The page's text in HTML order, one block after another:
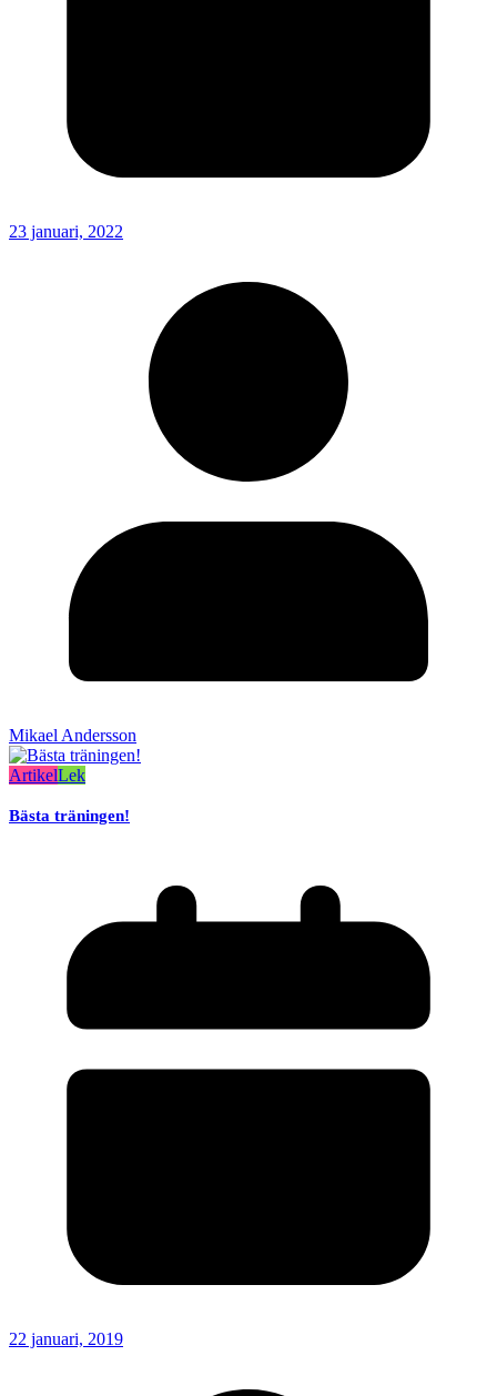
23 januari, 2022
Mikael Andersson
ArtikelLek
Bästa träningen!
22 januari, 2019